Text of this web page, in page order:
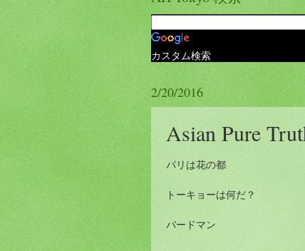
カスタム検索
2/20/2016
Asian Pure
パリは花の都
トーキョーは何だ？
バードマン